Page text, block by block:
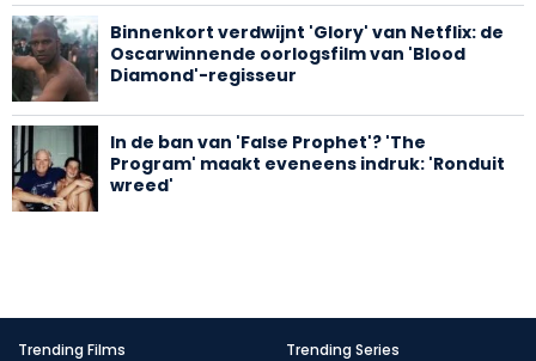
Binnenkort verdwijnt 'Glory' van Netflix: de
Oscarwinnende oorlogsfilm van 'Blood
Diamond'-regisseur
In de ban van 'False Prophet'? 'The
Program' maakt eveneens indruk: 'Ronduit
wreed'
Trending Films Trending Series